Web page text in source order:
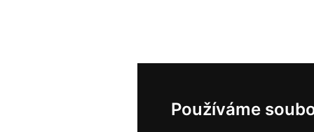
Používáme